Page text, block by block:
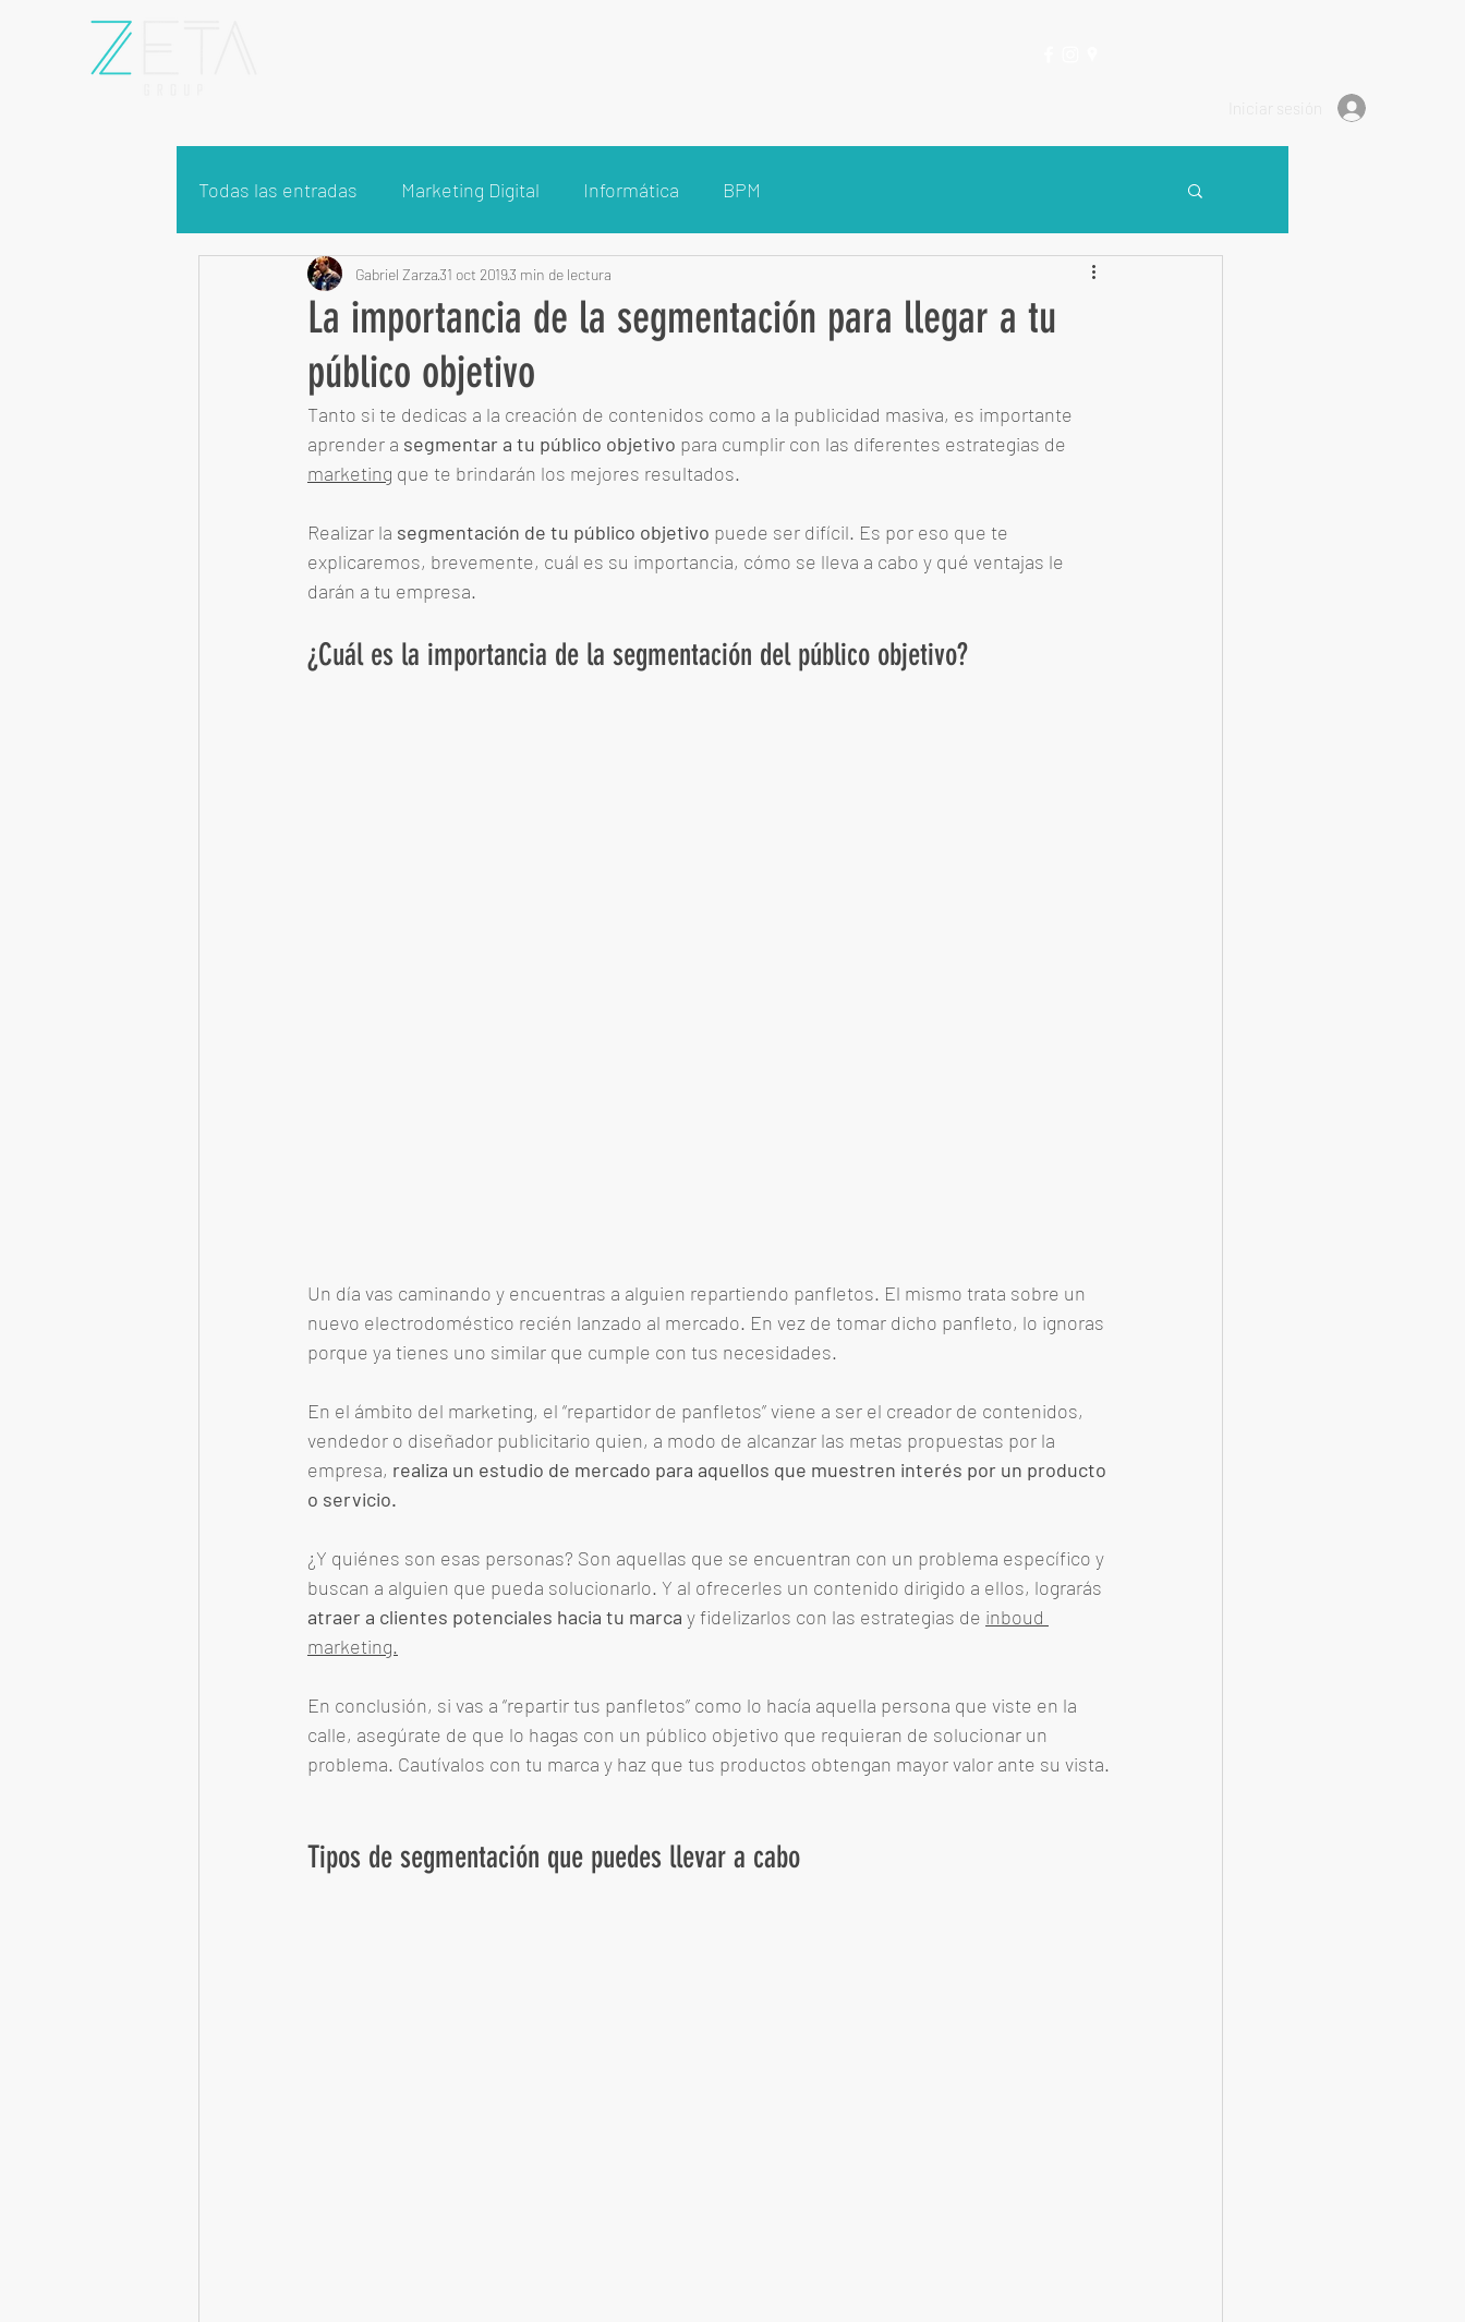
Todas las entradas Marketing Digital Informática BPM
La importancia de la segmentación para llegar a tu
público objetivo
Gabriel Zarza31 oct 20193 min de lectura
Tanto si te dedicas a la creación de contenidos como a la publicidad masiva, es importante
aprender a segmentar a tu público objetivo para cumplir con las diferentes estrategias de
marketing que te brindarán los mejores resultados.
Realizar la segmentación de tu público objetivo puede ser difícil. Es por eso que te
explicaremos, brevemente, cuál es su importancia, cómo se lleva a cabo y qué ventajas le
darán a tu empresa.
¿Cuál es la importancia de la segmentación del público objetivo?
Un día vas caminando y encuentras a alguien repartiendo panfletos. El mismo trata sobre un
nuevo electrodoméstico recién lanzado al mercado. En vez de tomar dicho panfleto, lo ignoras
porque ya tienes uno similar que cumple con tus necesidades.
En el ámbito del marketing, el “repartidor de panfletos” viene a ser el creador de contenidos,
vendedor o diseñador publicitario quien, a modo de alcanzar las metas propuestas por la
empresa, realiza un estudio de mercado para aquellos que muestren interés por un producto
o servicio.
¿Y quiénes son esas personas? Son aquellas que se encuentran con un problema específico y
buscan a alguien que pueda solucionarlo. Y al ofrecerles un contenido dirigido a ellos, lograrás
atraer a clientes potenciales hacia tu marca y fidelizarlos con las estrategias de inboud
marketing.
En conclusión, si vas a “repartir tus panfletos” como lo hacía aquella persona que viste en la
calle, asegúrate de que lo hagas con un público objetivo que requieran de solucionar un
problema. Cautívalos con tu marca y haz que tus productos obtengan mayor valor ante su vista.
Tipos de segmentación que puedes llevar a cabo